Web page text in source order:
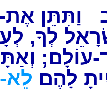
וַתִּתֵּן
לְךָ,
עוֹלָם;
לָהֶם